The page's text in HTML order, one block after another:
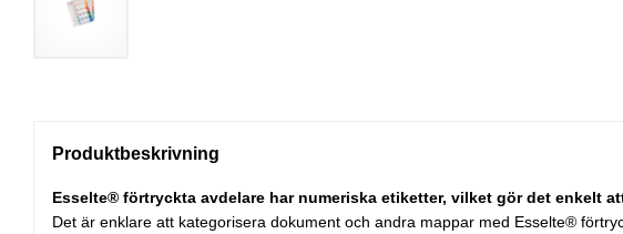
Produktbeskrivning
Esselte® förtryckta avdelare har numeriska etiketter, vilket gör det enkelt
Det är enklare att kategorisera dokument och andra mappar med Esselte®